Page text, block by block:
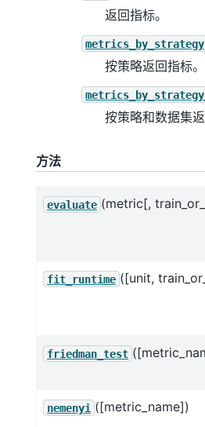
返回指标。
metrics_by_strategy
按策略返回指标。
按策略和数据集返
方法
evaluate (metric[,
fit_runtime ([unit,
friedman_test
nemenyi ([metric_name])